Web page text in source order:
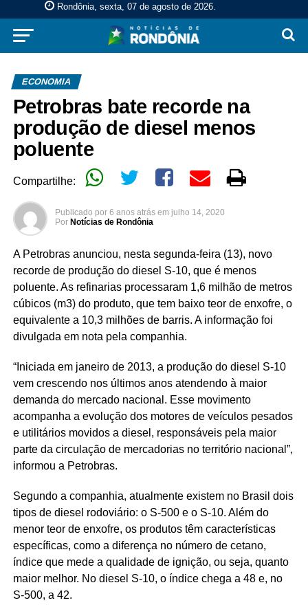
Rondônia, sexta, 07 de agosto de 2026.
ECONOMIA
Petrobras bate recorde na
produção de diesel menos
poluente
Compartilhe:
Publicado por 6 anos atrás em julho 14, 2020
Por Notícias de Rondônia
A Petrobras anunciou, nesta segunda-feira (13), novo
recorde de produção do diesel S-10, que é menos
poluente. As refinarias processaram 1,6 milhão de metros
cúbicos (m3) do produto, que tem baixo teor de enxofre, o
equivalente a 10,3 milhões de barris. A informação foi
divulgada em nota pela companhia.
“Iniciada em janeiro de 2013, a produção do diesel S-10
vem crescendo nos últimos anos atendendo à maior
demanda do mercado nacional. Esse movimento
acompanha a evolução dos motores de veículos pesados
e utilitários movidos a diesel, responsáveis pela maior
parte da circulação de mercadorias no território nacional”,
informou a Petrobras.
Segundo a companhia, atualmente existem no Brasil dois
tipos de diesel rodoviário: o S-500 e o S-10. Além do
menor teor de enxofre, os produtos têm características
específicas, como a diferença no número de cetano,
índice que mede a qualidade de ignição, ou seja, quanto
maior melhor. No diesel S-10, o índice chega a 48 e, no
S-500, a 42.